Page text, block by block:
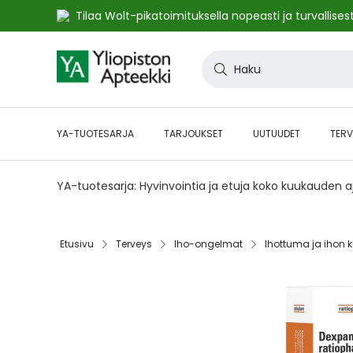
Tilaa Wolt-pikatoimituksella nopeasti ja
to
Content
YA-TUOTESARJA TARJOUKSET UUTUUDET
YA-tuotesarja: Hyvinvointia ja etuja koko
Etusivu‎ Terveys‎ Iho-ongelmat‎ Ihottuma ja ihon